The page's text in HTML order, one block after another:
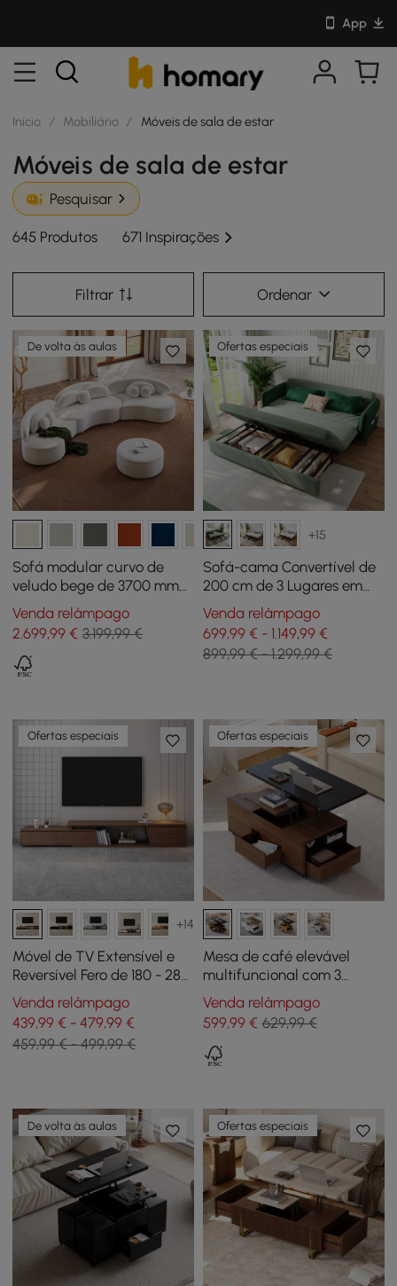
App
Início / Mobiliário / Móveis de sala de estar
Móveis de sala de estar
Pesquisar
645 Produtos 671 Inspirações
Filtrar Ordenar
De volta às aulas
Sofá modular curvo de
veludo bege de 3700 mm
em 4 peças, com pufe e
almofadas
Venda relâmpago
2.699,99 € 3.199,99 €
Ofertas especiais
+15
Sofá-cama Convertível de
200 cm de 3 Lugares em
Veludo Verde com
Arrumação e Almofadas
Venda relâmpago
699,99 € - 1.149,99 €
899,99 € - 1.299,99 €
Ofertas especiais
+14
Móvel de TV Extensível e
Reversível Fero de 180 - 280
cm com 3 Gavetas
Venda relâmpago
439,99 € - 479,99 €
459,99 € - 499,99 €
Ofertas especiais
Mesa de café elevável
multifuncional com 3
gavetas 120x60 cm -
nogueira e preta
Venda relâmpago
599,99€ 629,99 €
De volta às aulas Ofertas especiais